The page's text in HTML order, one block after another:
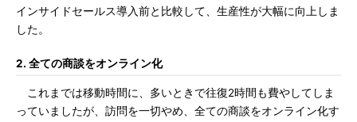
インサイドセールス導入前と比較して、生産性が大幅に向上しま
した。
2. 全ての商談をオンライン化
これまでは移動時間に、多いときで往復2時間も費やしてしま
っていましたが、訪問を一切やめ、全ての商談をオンライン化す